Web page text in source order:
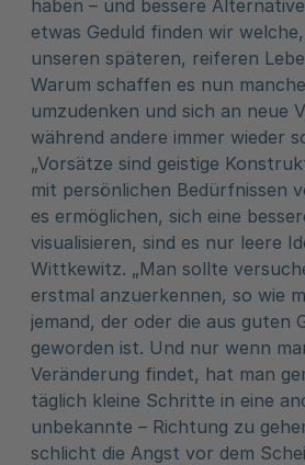
haben – und bessere
etwas Geduld finden wir
unseren späteren, reiferen
Warum schaffen es nun
umzudenken und sich an neue
während andere immer wieder
„Vorsätze sind geistige
mit persönlichen Bedürfnissen
es ermöglichen, sich eine
visualisieren, sind es nur leere
Wittkewitz. „Man sollte
erstmal anzuerkennen, so wie
jemand, der oder die aus guten
geworden ist. Und nur wenn
Veränderung findet, hat man
täglich kleine Schritte in eine
unbekannte – Richtung zu
schlicht die Angst vor dem